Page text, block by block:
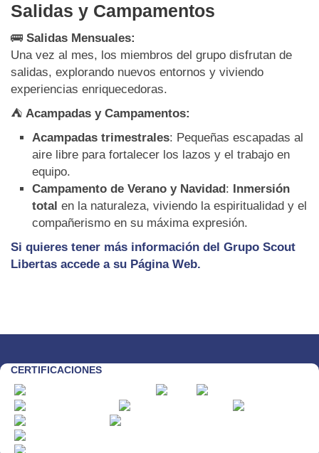
Salidas y Campamentos
🚌 Salidas Mensuales:
Una vez al mes, los miembros del grupo disfrutan de
salidas, explorando nuevos entornos y viviendo
experiencias enriquecedoras.
⛺ Acampadas y Campamentos:
Acampadas trimestrales: Pequeñas escapadas al
aire libre para fortalecer los lazos y el trabajo en
equipo.
Campamento de Verano y Navidad: Inmersión
total en la naturaleza, viviendo la espiritualidad y el
compañerismo en su máxima expresión.
Si quieres tener más información del Grupo Scout
Libertas accede a su Página Web.
CERTIFICACIONES